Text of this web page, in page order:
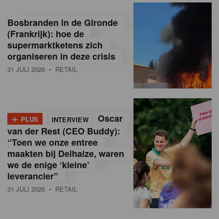
Bosbranden in de Gironde
(Frankrijk): hoe de
supermarktketens zich
organiseren in deze crisis
31 JULI 2026 • RETAIL
+ PLUS INTERVIEW
Oscar
van der Rest (CEO Buddy):
“Toen we onze entree
maakten bij Delhaize, waren
we de enige ‘kleine’
leverancier”
31 JULI 2026 • RETAIL